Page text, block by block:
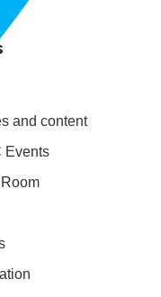
and content
Events